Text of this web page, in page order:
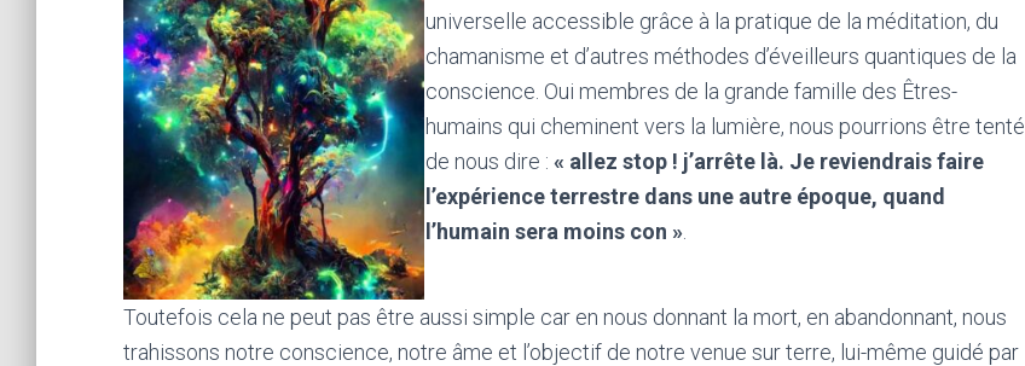
universelle accessible grâce à la pratique de la méditation, du
chamanisme et d’autres méthodes d’éveilleurs quantiques de la
conscience. Oui membres de la grande famille des Êtres-
humains qui cheminent vers la lumière, nous pourrions être tenté
de nous dire : « allez stop ! j’arrête là. Je reviendrais faire
l’expérience terrestre dans une autre époque, quand
l’humain sera moins con ».
Toutefois cela ne peut pas être aussi simple car en nous donnant la mort, en abandonnant, nous
trahissons notre conscience, notre âme et l’objectif de notre venue sur terre, lui-même guidé par